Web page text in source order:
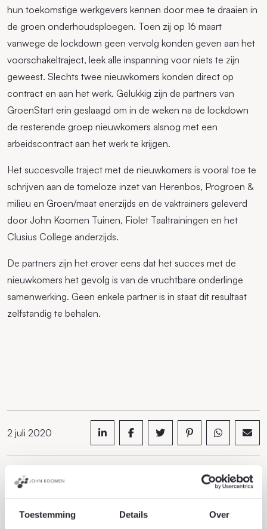
Toestemming Details Over
hun toekomstige werkgevers kennen door mee te draaien in
de groen onderhoudsploegen. Toen zij op 16 maart
vanwege de lockdown geen vervolg konden geven aan het
voorschakeltraject, leek alle inspanning voor niets te zijn
geweest. Slechts twee nieuwkomers konden direct op
contract en aan het werk. Gelukkig zijn de partners van
GroenStart erin geslaagd om in de weken na de lockdown
de resterende groep nieuwkomers alsnog met een
arbeidscontract aan het werk te krijgen.
Het succesvolle traject met de nieuwkomers is vooral toe te
schrijven aan de tomeloze inzet van Herenbos, Progroen &
milieu en Groen/maat enerzijds en de vaktrainers geleverd
door John Koomen Tuinen, Fiolet Taaltrainingen en het
Clusius College anderzijds.
De partners zijn het erover eens dat het succes met de
nieuwkomers het gevolg is van de vruchtbare onderlinge
samenwerking. Geen enkele partner is in staat dit resultaat
zelfstandig te behalen.
2 juli 2020
Meer actueel Alle actueel